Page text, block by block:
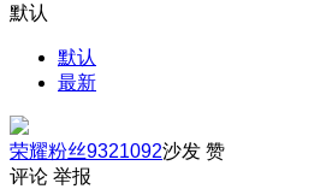
默认
默认
最新
荣耀粉丝9321092沙发 赞
评论 举报